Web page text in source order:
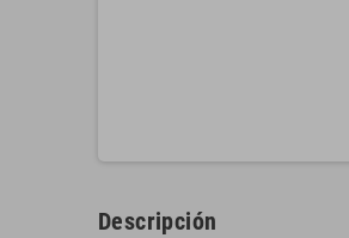
Descripción